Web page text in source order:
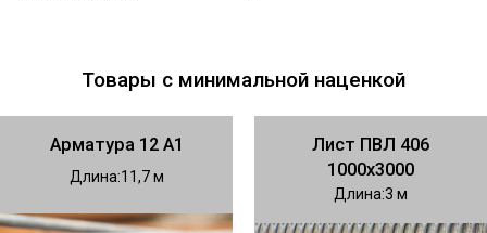
Товары с минимальной наценкой
Арматура 12 А1
Длина 11,7
Лист ПВЛ 406
1000х3000
Длина 3